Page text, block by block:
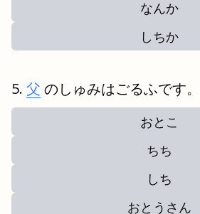
なんか
しちか
父 のしゅみはごるふです。
おとこ
ちち
しち
おとうさん